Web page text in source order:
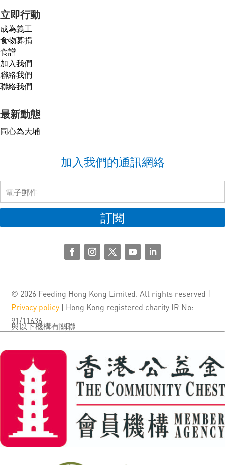
立即行動
成為義工
食物募捐
食譜
加入我們
聯絡我們
聯絡我們
最新動態
同心為大埔
加入我們的通訊網絡
訂閱
© 2026 Feeding Hong Kong Limited. All rights reserved |
Privacy policy | Hong Kong registered charity IR No:
91/11636
與以下機構有關聯